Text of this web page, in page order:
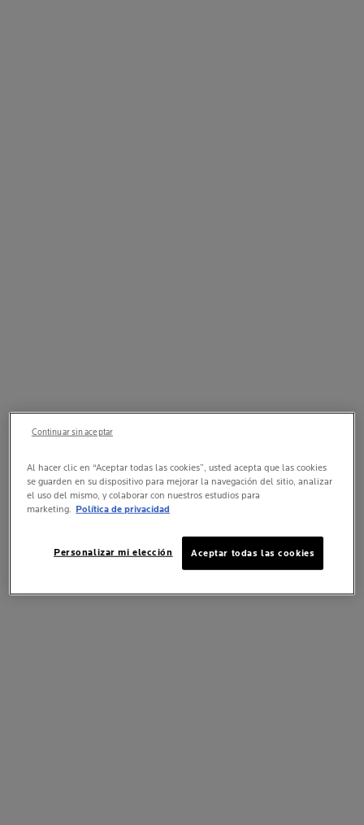
Al hacer clic en “Aceptar todas las cookies”, usted acepta que las cookies
se guarden en su dispositivo para mejorar la navegación del sitio, analizar
el uso del mismo, y colaborar con nuestros estudios para
marketing. Política de privacidad
Aceptar todas las cookies
Personalizar mi elección
Continuar sin aceptar